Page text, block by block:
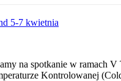
5-7 kwietnia
na spotkanie w ramach V
Kontrolowanej